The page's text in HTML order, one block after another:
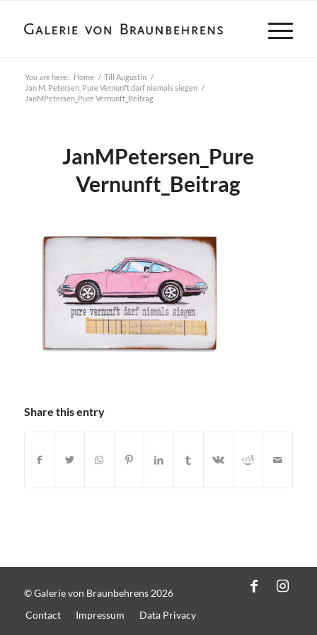
You are here: Home / Till Augustin /
Jan M. Petersen, Pure Vernunft darf niemals siegen /
JanMPetersen_Pure Vernunft_Beitrag
JanMPetersen_Pure
Vernunft_Beitrag
Share this entry
© Galerie von Braunbehrens 2026
Contact
Impressum Data Privacy